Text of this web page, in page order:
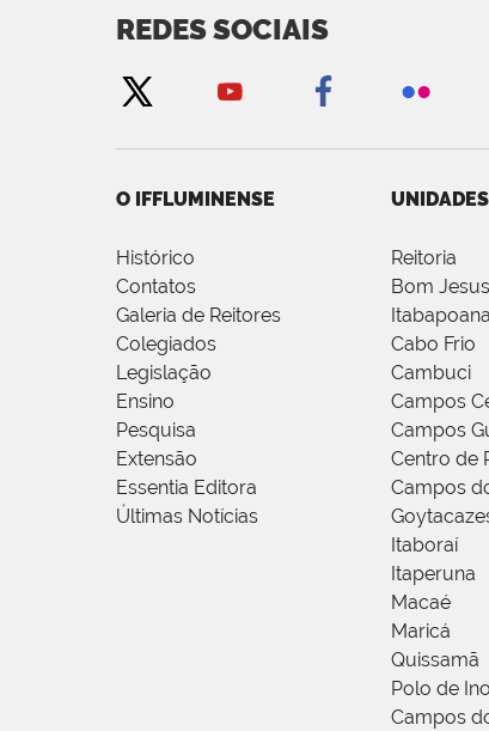
REDES SOCIAIS
O IFFLUMINENSE
Histórico
Contatos
Galeria de Reitores
Colegiados
Legislação
Ensino
Pesquisa
Extensão
Essentia Editora
Últimas Notícias
UNIDADES
Reitoria
Bom
Itabapoana
Cabo Frio
Cambuci
Campos
Campos
Centro de
Campos
Itaboraí
Itaperuna
Macaé
Maricá
Quissamã
Polo de
Campos